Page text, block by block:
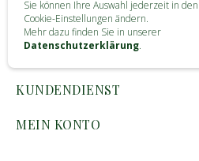
Sie können Ihre Auswahl jederzeit in den
Cookie-Einstellungen ändern.
Mehr dazu finden Sie in unserer
Datenschutzerklärung.
KONTAKT
KUNDENDIENST
MEIN KONTO